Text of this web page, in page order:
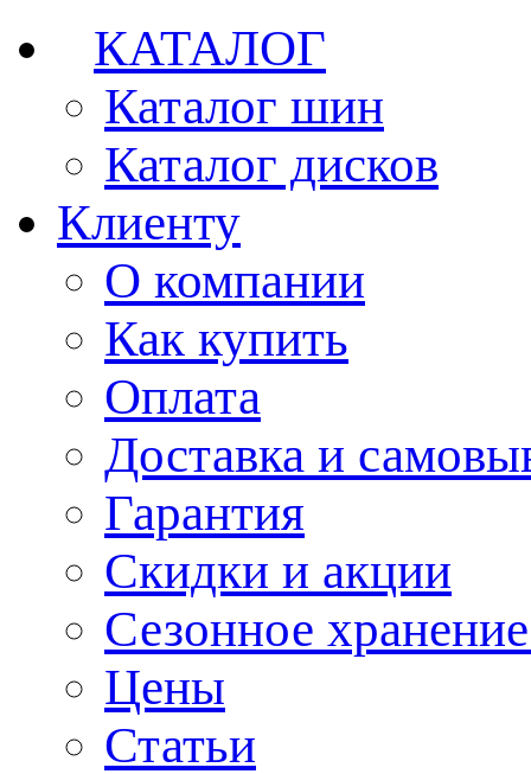
КАТАЛОГ
Каталог шин
Каталог дисков
Клиенту
О компании
Как купить
Оплата
Доставка и
Гарантия
Скидки и акции
Сезонное
Цены
Статьи